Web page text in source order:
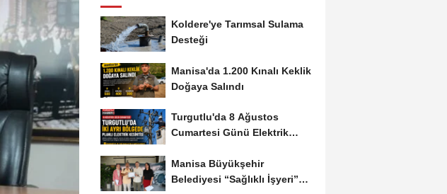
Koldere'ye Tarımsal Sulama
Desteği
Manisa'da 1.200 Kınalı Keklik
Doğaya Salındı
Turgutlu'da 8 Ağustos
Cumartesi Günü Elektrik
Manisa Büyükşehir
Belediyesi “Sağlıklı İşyeri”